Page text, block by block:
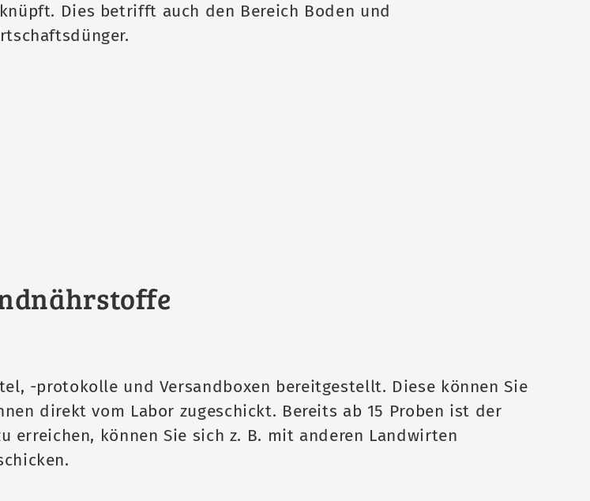
Dies betrifft auch den Bereich Boden und
-protokolle und Versandboxen bereitgestellt. Diese können Sie
direkt vom Labor zugeschickt. Bereits ab 15 Proben ist der
erreichen, können Sie sich z. B. mit anderen Landwirten